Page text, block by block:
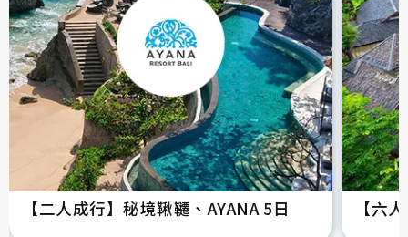
【二人成行】秘境鞦韆、AYANA 5日 【六